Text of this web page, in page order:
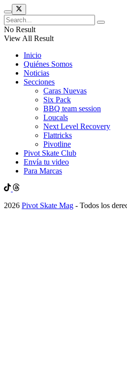
No Result
View All Result
Inicio
Quiénes Somos
Noticias
Secciones
Caras Nuevas
Six Pack
BBQ team session
Loucals
Next Level Recovery
Flattricks
Pivotline
Pivot Skate Club
Envía tu video
Para Marcas
2026 Pivot Skate Mag - Todos los